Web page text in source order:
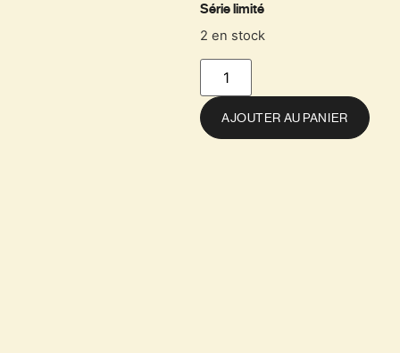
Série limité
2 en stock
AJOUTER AU PANIER